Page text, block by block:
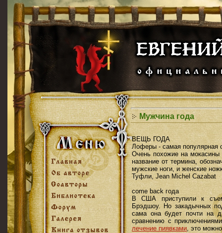
Мужчина года
ВЕЩЬ ГОДА
Лоферы - самая популярная
Очень похожие на
название от термина,
мужские ноги, и женские
Туфли, Jean Michel Cazabat
come back года
В США приступили к
Брэдшоу. Но закадычных
сама она будет почти на
сравнению с
лечение пиявками, это